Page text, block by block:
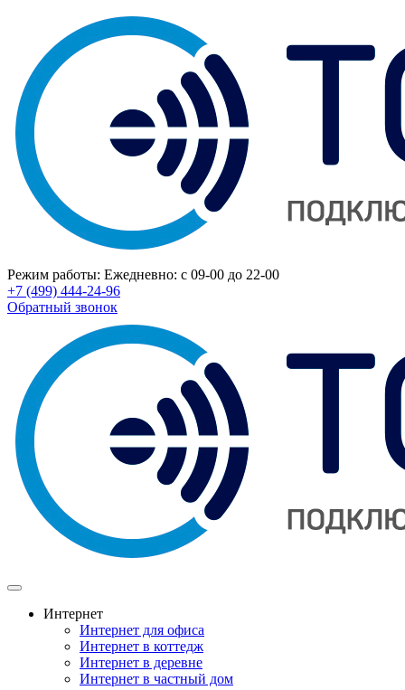
Режим работы: Ежедневно: с 09-00 до 22-00
+7 (499) 444-24-96
Обратный звонок
Интернет
Интернет для офиса
Интернет в коттедж
Интернет в деревне
Интернет в частный дом